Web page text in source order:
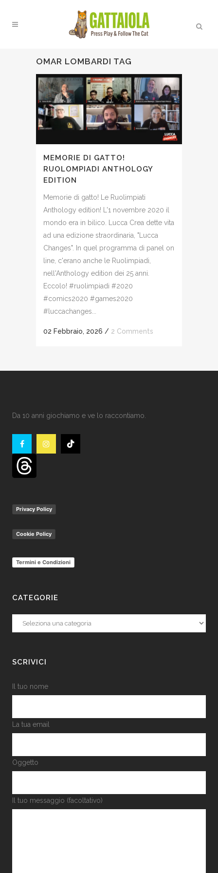
OMAR LOMBARDI TAG
MEMORIE DI GATTO!
RUOLOMPIADI ANTHOLOGY
EDITION
Memorie di gatto! Le Ruolimpiati
Anthology edition! L'1 novembre 2020 il
mondo era in bilico. Lucca Crea dette vita
ad una edizione straordinaria, "Lucca
Changes". In quel programma di panel on
line, c'erano anche le Ruolimpiadi,
nell'Anthology edition dei 25 anni.
Eccolo! #ruolimpiadi #2020
#comics2020 #games2020
#luccachanges...
02 Febbraio, 2026 / 2 Comments
Da 10 anni giochiamo e ve lo raccontiamo.
Privacy Policy
Cookie Policy
Termini e Condizioni
CATEGORIE
Categorie
SCRIVICI
Il tuo nome
La tua email
Oggetto
Il tuo messaggio (facoltativo)